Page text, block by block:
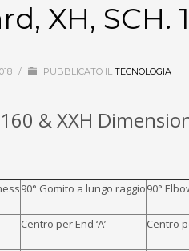
XH, SCH.
/ PUBBLICATO IL TECNOLOGIA
& XXH
90° Gomito a lungo raggio90°
Centro per End ‘A’ Centro